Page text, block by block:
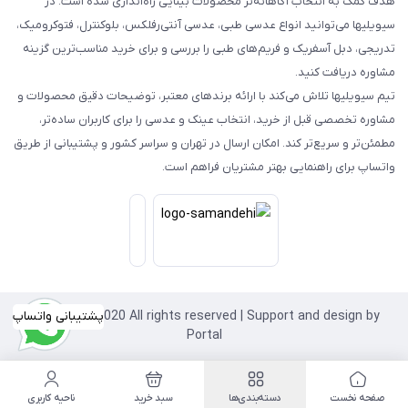
سیویلیها می‌توانید انواع عدسی طبی، عدسی آنتی‌رفلکس، بلوکنترل، فتوکرومیک،
تدریجی، دبل آسفریک و فریم‌های طبی را بررسی و برای خرید مناسب‌ترین گزینه
مشاوره دریافت کنید.
تیم سیویلیها تلاش می‌کند با ارائه برندهای معتبر، توضیحات دقیق محصولات و
مشاوره تخصصی قبل از خرید، انتخاب عینک و عدسی را برای کاربران ساده‌تر،
مطمئن‌تر و سریع‌تر کند. امکان ارسال در تهران و سراسر کشور و پشتیبانی از طریق
واتساپ برای راهنمایی بهتر مشتریان فراهم است.
پشتیبانی واتساپ
Copyright©2020 All rights reserved | Support and design by
Portal
صفحه نخست دسته‌بندی‌ها سبد خرید ناحیه کاربری